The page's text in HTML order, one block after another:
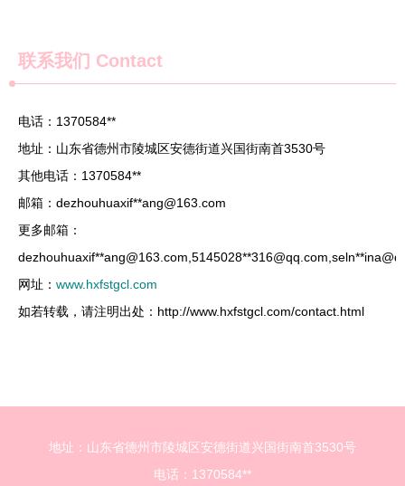
联系我们 Contact
电话：1370584**
地址：山东省德州市陵城区安德街道兴国街南首3530号
其他电话：1370584**
邮箱：dezhouhuaxif**ang@163.com
更多邮箱：
dezhouhuaxif**ang@163.com ,5145028**316@qq.com ,seln**
网址： www.hxfstgcl.com
如若转载，请注明出处：http://www.hxfstgcl.com/contact.html
地址：山东省德州市陵城区安德街道兴国街南首3530号
电话：1370584**